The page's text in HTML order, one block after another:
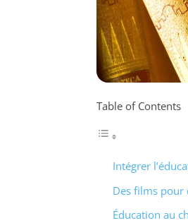
Table of Contents
Intégrer
Des films pour
Éducation au